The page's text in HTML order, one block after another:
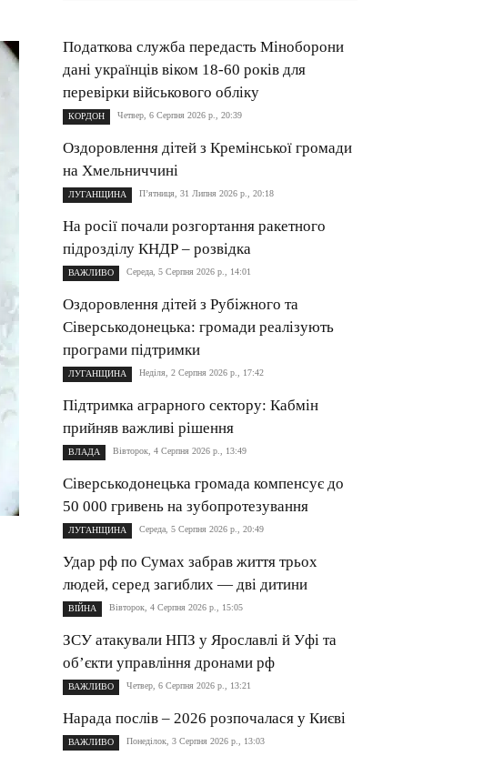
Податкова служба передасть Міноборони
дані українців віком 18-60 років для
перевірки військового обліку
КОРДОН Четвер, 6 Серпня 2026 р., 20:39
Оздоровлення дітей з Кремінської громади
на Хмельниччині
ЛУГАНЩИНА П’ятниця, 31 Липня 2026 р., 20:18
На росії почали розгортання ракетного
підрозділу КНДР – розвідка
ВАЖЛИВО Середа, 5 Серпня 2026 р., 14:01
Оздоровлення дітей з Рубіжного та
Сіверськодонецька: громади реалізують
програми підтримки
ЛУГАНЩИНА Неділя, 2 Серпня 2026 р., 17:42
Підтримка аграрного сектору: Кабмін
прийняв важливі рішення
ВЛАДА Вівторок, 4 Серпня 2026 р., 13:49
Сіверськодонецька громада компенсує до
50 000 гривень на зубопротезування
ЛУГАНЩИНА Середа, 5 Серпня 2026 р., 20:49
Удар рф по Сумах забрав життя трьох
людей, серед загиблих — дві дитини
ВІЙНА Вівторок, 4 Серпня 2026 р., 15:05
ЗСУ атакували НПЗ у Ярославлі й Уфі та
об’єкти управління дронами рф
ВАЖЛИВО Четвер, 6 Серпня 2026 р., 13:21
Нарада послів – 2026 розпочалася у Києві
ВАЖЛИВО Понеділок, 3 Серпня 2026 р., 13:03